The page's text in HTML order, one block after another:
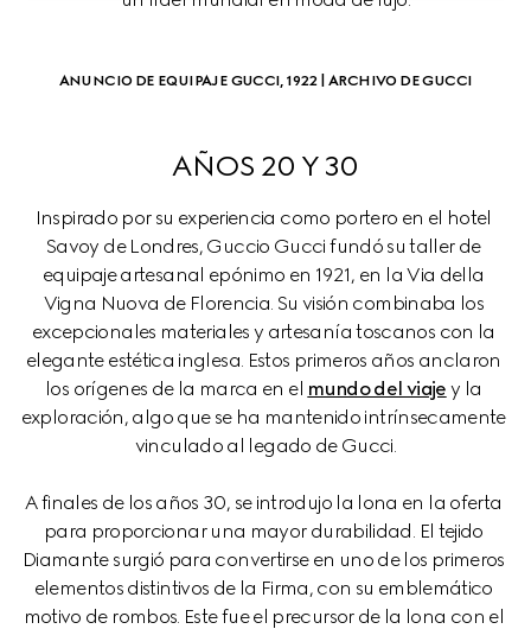
ANUNCIO DE EQUIPAJE GUCCI, 1922 | ARCHIVO DE GUCCI
AÑOS 20 Y 30
Inspirado por su experiencia como portero en el hotel
Savoy de Londres, Guccio Gucci fundó su taller de
equipaje artesanal epónimo en 1921, en la Via della
Vigna Nuova de Florencia. Su visión combinaba los
excepcionales materiales y artesanía toscanos con la
elegante estética inglesa. Estos primeros años anclaron
los orígenes de la marca en el mundo del viaje y la
exploración, algo que se ha mantenido intrínsecamente
vinculado al legado de Gucci.
A finales de los años 30, se introdujo la lona en la oferta
para proporcionar una mayor durabilidad. El tejido
Diamante surgió para convertirse en uno de los primeros
elementos distintivos de la Firma, con su emblemático
motivo de rombos. Este fue el precursor de la lona con el